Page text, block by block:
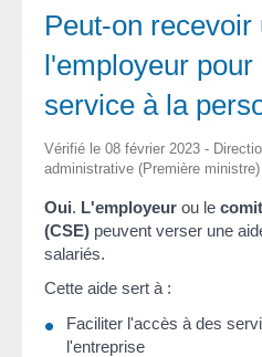
Peut-on recevoir
l'employeur pour
service à la
Vérifié le 08 février 2023 -
administrative (Première ministre)
Oui. L'employeur ou le
(CSE) peuvent verser une
salariés.
Cette aide sert à :
Faciliter l'accès à des
l'entreprise